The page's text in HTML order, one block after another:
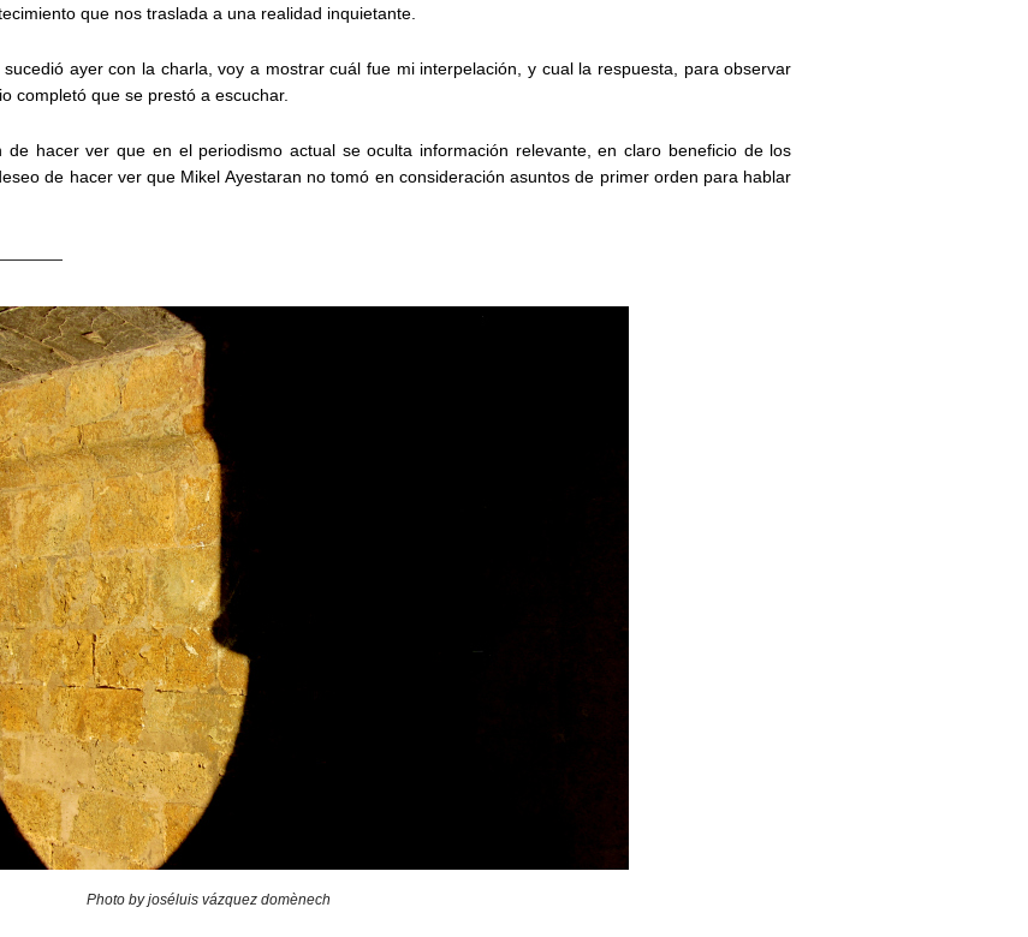
que nos traslada a una realidad inquietante.
ayer con la charla, voy a mostrar cuál fue mi interpelación, y cual la respuesta, para observar
completó que se prestó a escuchar.
hacer ver que en el periodismo actual se oculta información relevante, en claro beneficio de los
de hacer ver que Mikel Ayestaran no tomó en consideración asuntos de primer orden para hablar
Photo by joséluis vázquez domènech